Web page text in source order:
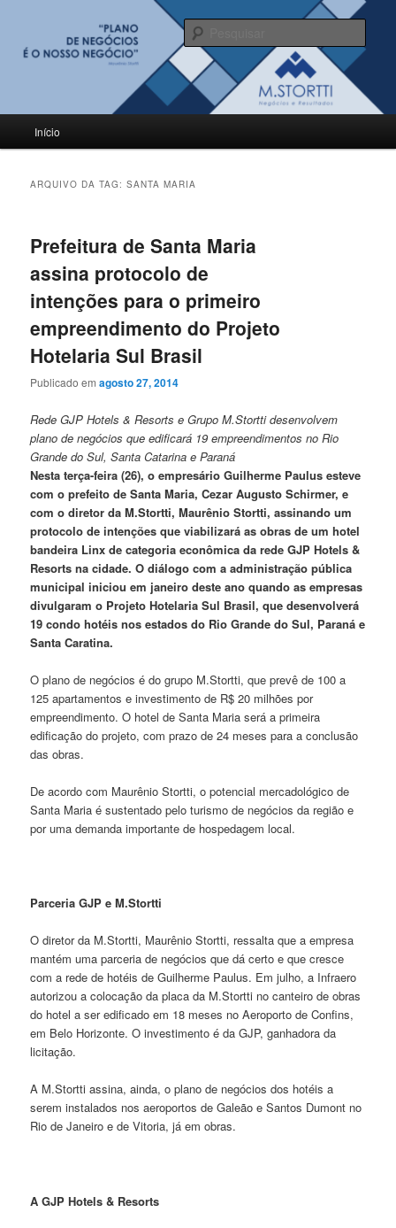
BLOG M.Stortti
principal
Início
ARQUIVO DA TAG:SANTA MARIA
Prefeitura de Santa Maria
assina protocolo de
intenções para o primeiro
empreendimento do Projeto
Hotelaria Sul Brasil
Publicado emagosto 27, 2014
Rede GJP Hotels & Resorts e Grupo M.Stortti desenvolvem
plano de negócios que edificará 19 empreendimentos no Rio
Grande do Sul, Santa Catarina e Paraná
Nesta terça-feira (26), o empresário Guilherme Paulus esteve
com o prefeito de Santa Maria, Cezar Augusto Schirmer, e
com o diretor da M.Stortti, Maurênio Stortti, assinando um
protocolo de intenções que viabilizará as obras de um hotel
bandeira Linx de categoria econômica da rede GJP Hotels &
Resorts na cidade. O diálogo com a administração pública
municipal iniciou em janeiro deste ano quando as empresas
divulgaram o Projeto Hotelaria Sul Brasil, que desenvolverá
19 condo hotéis nos estados do Rio Grande do Sul, Paraná e
Santa Caratina.
O plano de negócios é do grupo M.Stortti, que prevê de 100 a
125 apartamentos e investimento de R$ 20 milhões por
empreendimento. O hotel de Santa Maria será a primeira
edificação do projeto, com prazo de 24 meses para a conclusão
das obras.
De acordo com Maurênio Stortti, o potencial mercadológico de
Santa Maria é sustentado pelo turismo de negócios da região e
por uma demanda importante de hospedagem local.
Parceria GJP e M.Stortti
O diretor da M.Stortti, Maurênio Stortti, ressalta que a empresa
mantém uma parceria de negócios que dá certo e que cresce
com a rede de hotéis de Guilherme Paulus. Em julho, a Infraero
autorizou a colocação da placa da M.Stortti no canteiro de obras
do hotel a ser edificado em 18 meses no Aeroporto de Confins,
em Belo Horizonte. O investimento é da GJP, ganhadora da
licitação.
A M.Stortti assina, ainda, o plano de negócios dos hotéis a
serem instalados nos aeroportos de Galeão e Santos Dumont no
Rio de Janeiro e de Vitoria, já em obras.
A GJP Hotels & Resorts